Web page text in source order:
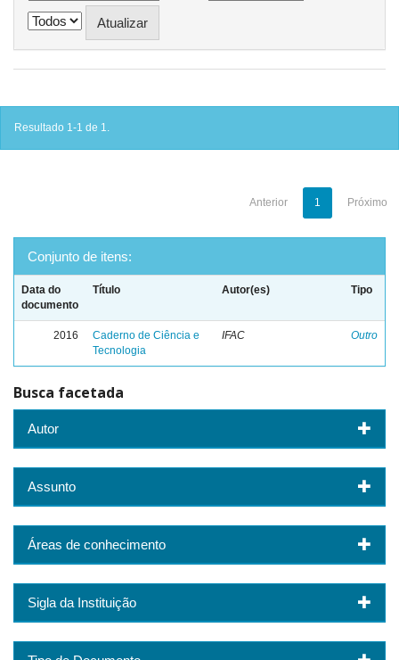
Resultado 1-1 de 1.
Anterior 1 Próximo
Conjunto de itens:
Data do
documento
Título Autor(es) Tipo
2016
Caderno de Ciência e
Tecnologia
IFAC Outro
Busca facetada
Autor
Assunto
Áreas de conhecimento
Sigla da Instituição